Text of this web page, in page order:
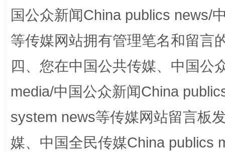
招工难、用工荒背后
国公众新闻China publics news/
等传媒网站拥有管理笔名和留言
四、您在中国公共传媒、中国公
media/中国公众新闻China
system news等传媒网站留言板
媒、中国全民传媒China publics